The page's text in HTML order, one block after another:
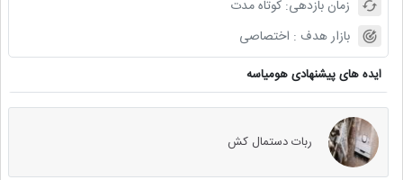
زمان بازدهی:کوتاه مدت
بازار هدف : اختصاصی
ایده های پیشنهادی هومیاسه
ربات دستمال کش